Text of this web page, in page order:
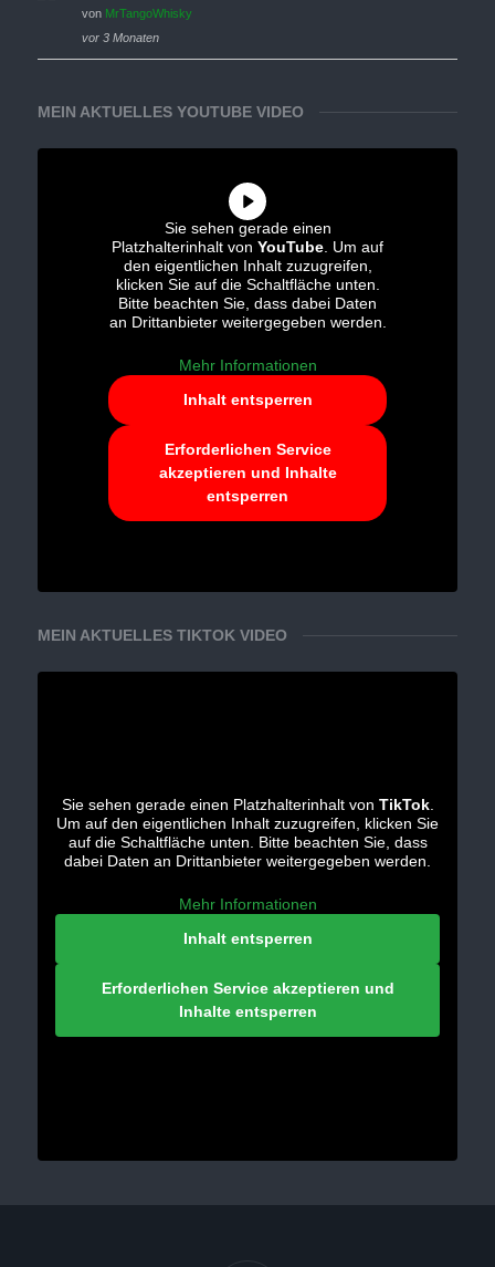
von MrTangoWhisky
vor 3 Monaten
MEIN AKTUELLES YOUTUBE VIDEO
Sie sehen gerade einen
Platzhalterinhalt von YouTube . Um auf
den eigentlichen Inhalt zuzugreifen,
klicken Sie auf die Schaltfläche unten.
Bitte beachten Sie, dass dabei Daten
an Drittanbieter weitergegeben werden.
Mehr Informationen
Inhalt entsperren
Erforderlichen Service
akzeptieren und Inhalte
entsperren
MEIN AKTUELLES TIKTOK VIDEO
Sie sehen gerade einen Platzhalterinhalt von TikTok.
Um auf den eigentlichen Inhalt zuzugreifen, klicken Sie
auf die Schaltfläche unten. Bitte beachten Sie, dass
dabei Daten an Drittanbieter weitergegeben werden.
Mehr Informationen
Inhalt entsperren
Erforderlichen Service akzeptieren und
Inhalte entsperren